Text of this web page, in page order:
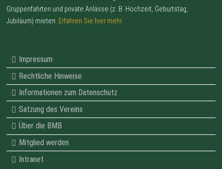
Gruppenfahrten und private Anlässe (z. B. Hochzeit, Geburtstag,
Jubiläum) mieten. Erfahren Sie hier mehr.
Impressum
Rechtliche Hinweise
Informationen zum Datenschutz
Satzung des Vereins
Über die BMB
Mitglied werden
Intranet